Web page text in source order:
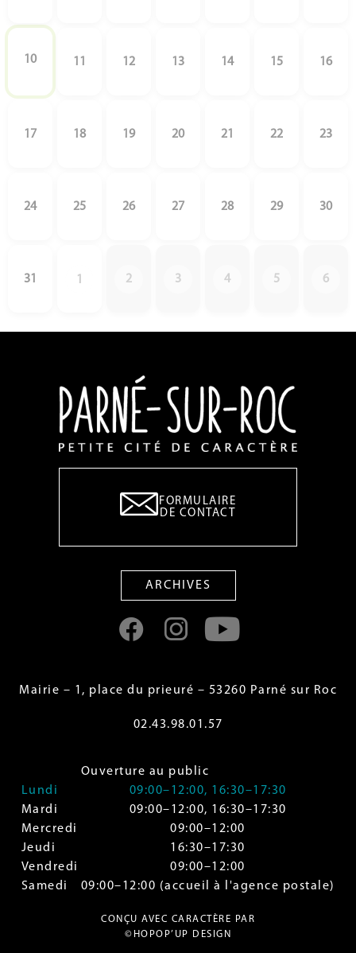
10 11 12 13 14 15 16
17 18 19 20 21 22 23
24 25 26 27 28 29 30
31 1 2 3 4 5 6
FORMULAIRE
DE CONTACT
ARCHIVES
Mairie – 1, place du prieuré – 53260 Parné sur Roc
02.43.98.01.57
Ouverture au public
Lundi
09:00–12:00, 16:30–17:30
Mardi
09:00–12:00, 16:30–17:30
Mercredi
09:00–12:00
Jeudi
16:30–17:30
Vendredi
09:00–12:00
Samedi
09:00–12:00 (accueil à l'agence postale)
CONÇU AVEC CARACTÈRE PAR
©HOPOP’UP DESIGN